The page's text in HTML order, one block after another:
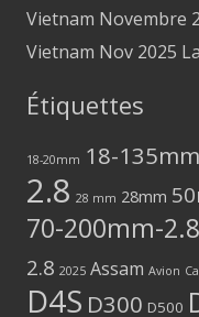
Vietnam Novembre
Vietnam Nov 2025
Étiquettes
18-20mm 18-135mm
2.8 28 mm 28mm
70-200mm-2.8
2.8 2025 Assam Avion
D4S D300 D500